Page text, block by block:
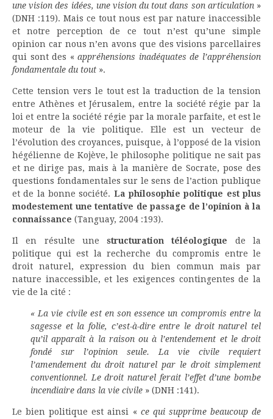
une vision des idées, une vision du tout dans son articulation»
(DNH :119). Mais ce tout nous est par nature inaccessible
et notre perception de ce tout n’est qu’une simple
opinion car nous n’en avons que des visions parcellaires
qui sont des «appréhensions inadéquates de l’appréhension
fondamentale du tout ».
Cette tension vers le tout est la traduction de la tension
entre Athènes et Jérusalem, entre la société régie par la
loi et entre la société régie par la morale parfaite, et est le
moteur de la vie politique. Elle est un vecteur de
l’évolution des croyances, puisque, à l’opposé de la vision
hégélienne de Kojève, le philosophe politique ne sait pas
et ne dirige pas, mais à la manière de Socrate, pose des
questions fondamentales sur le sens de l’action publique
et de la bonne société. La philosophie politique est plus
modestement une tentative de passage de l’opinion à la
connaissance (Tanguay, 2004 :193).
Il en résulte une structuration téléologique de la
politique qui est la recherche du compromis entre le
droit naturel, expression du bien commun mais par
nature inaccessible, et les exigences contingentes de la
vie de la cité :
« La vie civile est en son essence un compromis entre la
sagesse et la folie, c’est-à-dire entre le droit naturel tel
qu’il apparaît à la raison ou à l’entendement et le droit
fondé sur l’opinion seule. La vie civile requiert
l’amendement du droit naturel par le droit simplement
conventionnel. Le droit naturel ferait l’effet d’une bombe
incendiaire dans la vie civile » (DNH :141).
Le bien politique est ainsi « ce qui supprime beaucoup de